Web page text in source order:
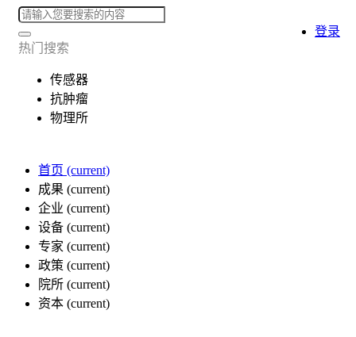
热门搜索
传感器
抗肿瘤
物理所
首页 (current)
成果 (current)
企业 (current)
设备 (current)
专家 (current)
政策 (current)
院所 (current)
资本 (current)
登录